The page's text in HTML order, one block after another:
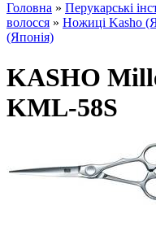
Головна » Перукарські
волосся » Ножиці Kasho
(Японія)
KASHO
KML-58S